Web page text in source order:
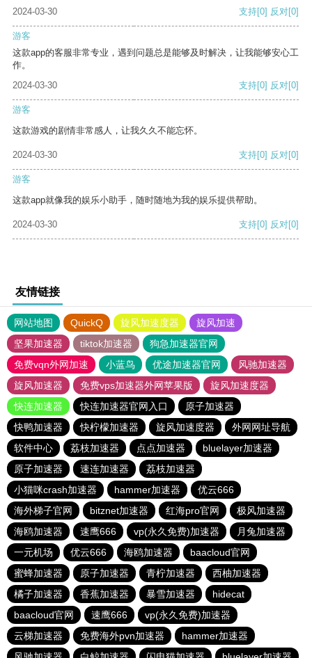
2024-03-30 支持[0] 反对[0]
游客
这款app的客服非常专业，遇到问题总是能够及时解决，让我能够安心工
作。
2024-03-30
支持[0] 反对[0]
游客
这款游戏的剧情非常感人，让我久久不能忘怀。
2024-03-30 支持[0] 反对[0]
游客
这款app就像我的娱乐小助手，随时随地为我的娱乐提供帮助。
2024-03-30 支持[0] 反对[0]
友情链接
网站地图 QuickQ 旋风加速度器
旋风加速
坚果加速器
tiktok加速器
狗急加速器官网
免费vqn外网加速
小蓝鸟 优途加速器官网
风驰加速器
旋风加速器
免费vps加速器外网苹果版
旋风加速度器
快连加速器
快连加速器官网入口
原子加速器
快鸭加速器
快柠檬加速器 旋风加速度器
外网网址导航
软件中心
荔枝加速器 点点加速器
bluelayer加速器
原子加速器
速连加速器
荔枝加速器
小猫咪crash加速器
hammer加速器
优云666
海外梯子官网
bitznet加速器 红海pro官网
极风加速器
海鸥加速器
速鹰666 vp(永久免费)加速器
月兔加速器
一元机场
优云666 海鸥加速器
baacloud官网
蜜蜂加速器
原子加速器 青柠加速器
西柚加速器
橘子加速器
香蕉加速器 暴雪加速器
hidecat
baacloud官网
速鹰666
vp(永久免费)加速器
云梯加速器
免费海外pvn加速器
hammer加速器